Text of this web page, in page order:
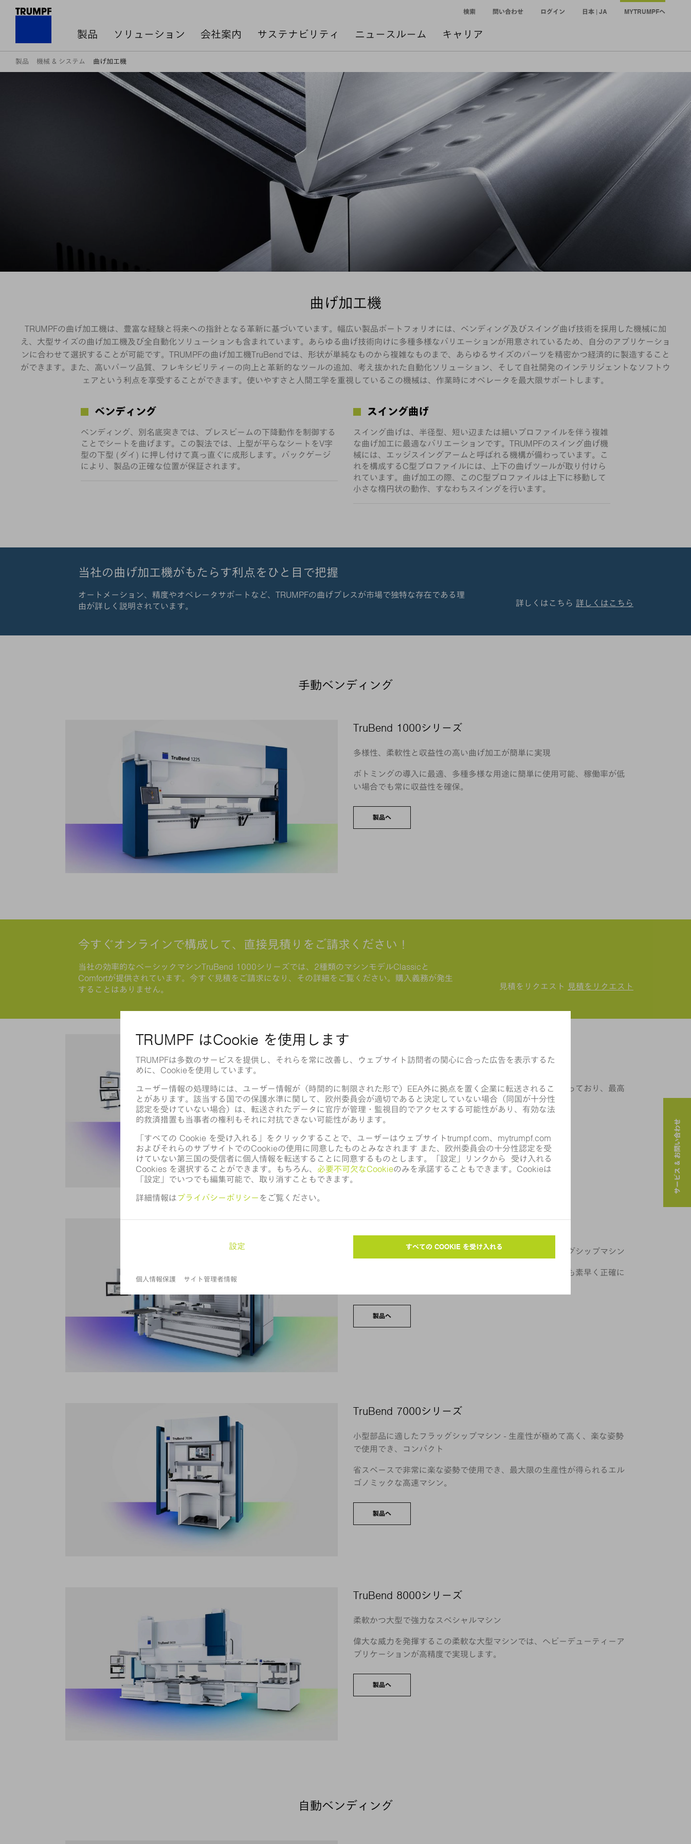
製品 ソリューション 会社案内 サステナビリティ ニュースルーム キャリア
検索 問い合わせ ログイン 日本 | JA MYTRUMPFへ
製品 機械 & システム 曲げ加工機
曲げ加工機
TRUMPFの曲げ加工機は、豊富な経験と将来への指針となる革新に基づいています。幅広い製品ポートフォリオには、ベンディング及びスイング曲げ技術を採用した機械に加
え、大型サイズの曲げ加工機及び全自動化ソリューションも含まれています。あらゆる曲げ技術向けに多種多様なバリエーションが用意されているため、自分のアプリケーショ
ンに合わせて選択することが可能です。TRUMPFの曲げ加工機TruBendでは、形状が単純なものから複雑なものまで、あらゆるサイズのパーツを精密かつ経済的に製造すること
ができます。また、高いパーツ品質、フレキシビリティーの向上と革新的なツールの追加、考え抜かれた自動化ソリューション、そして自社開発のインテリジェントなソフトウ
ェアという利点を享受することができます。使いやすさと人間工学を重視しているこの機械は、作業時にオペレータを最大限サポートします。
ベンディング
ベンディング、別名底突きでは、プレスビームの下降動作を制御する
ことでシートを曲げます。この製法では、上型が平らなシートをV字
型の下型 (ダイ) に押し付けて真っ直ぐに成形します。バックゲージ
により、製品の正確な位置が保証されます。
スイング曲げ
スイング曲げは、半径型、短い辺または細いプロファイルを伴う複雑
な曲げ加工に最適なバリエーションです。TRUMPFのスイング曲げ機
械には、エッジスイングアームと呼ばれる機構が備わっています。こ
れを構成するC型プロファイルには、上下の曲げツールが取り付けら
れています。曲げ加工の際、このC型プロファイルは上下に移動して
小さな楕円状の動作、すなわちスイングを行います。
当社の曲げ加工機がもたらす利点をひと目で把握
オートメーション、精度やオペレータサポートなど、TRUMPFの曲げプレスが市場で独特な存在である理
由が詳しく説明されています。
詳しくはこちら 詳しくはこちら
手動ベンディング
TruBend 1000シリーズ
多様性、柔軟性と収益性の高い曲げ加工が簡単に実現
ボトミングの導入に最適、多種多様な用途に簡単に使用可能、稼働率が低
い場合でも常に収益性を確保。
製品へ
今すぐオンラインで構成して、直接見積りをご請求ください！
当社の効率的なベーシックマシンTruBend 1000シリーズでは、2種類のマシンモデルClassicと
Comfortが提供されています。今すぐ見積をご請求になり、その詳細をご覧ください。購入義務が発生
することはありません。
見積をリクエスト 見積をリクエスト
.NEW
品質と信頼性に加えて、えり抜きのプレミアム機能が備わっており、最高
レベルの経済性が実現します。
高性能かつ革新的で、多種多様な用途に使用可能なフラッグシップマシン
曲げ加工で非常に高い能力を発揮し、複雑な部品であっても素早く正確に
製品へ
TruBend 7000シリーズ
小型部品に適したフラッグシップマシン - 生産性が極めて高く、楽な姿勢
で使用でき、コンパクト
省スペースで非常に楽な姿勢で使用でき、最大限の生産性が得られるエル
ゴノミックな高速マシン。
製品へ
TruBend 8000シリーズ
柔軟かつ大型で強力なスペシャルマシン
偉大な威力を発揮するこの柔軟な大型マシンでは、ヘビーデューティーア
プリケーションが高精度で実現します。
製品へ
自動ベンディング
サービス & お問い合わせ